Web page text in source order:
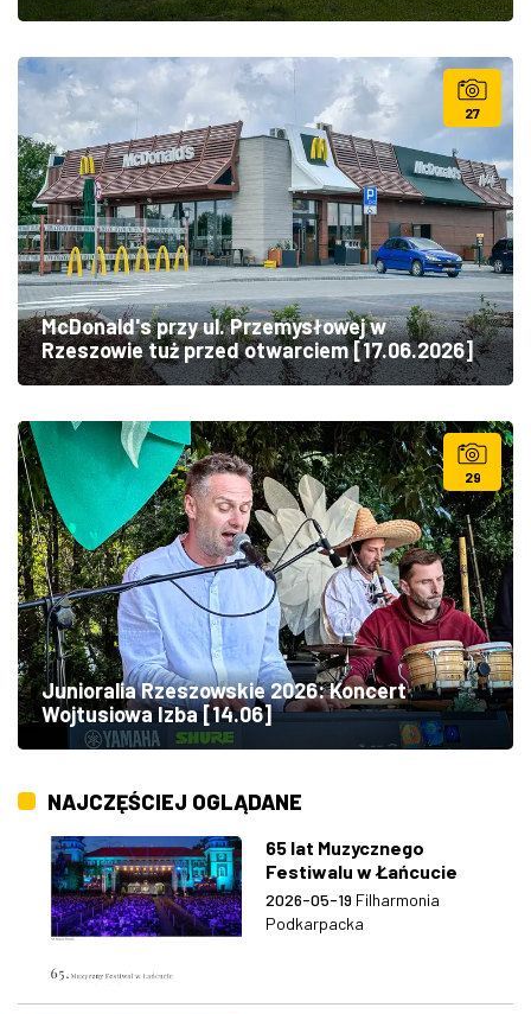
27
McDonald's przy ul. Przemysłowej w
Rzeszowie tuż przed otwarciem [17.06.2026]
29
Junioralia Rzeszowskie 2026: Koncert
Wojtusiowa Izba [14.06]
NAJCZĘŚCIEJ OGLĄDANE
65 lat Muzycznego
Festiwalu w Łańcucie
2026-05-19 Filharmonia
Podkarpacka